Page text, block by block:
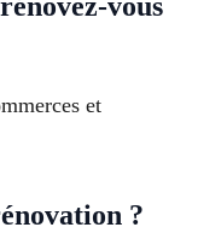
vous
et
?